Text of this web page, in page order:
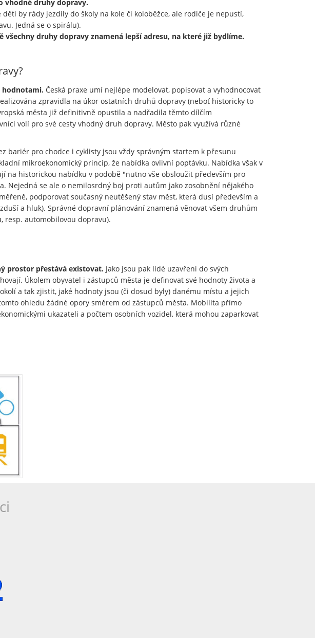
vhodné druhy dopravy.
děti by rády jezdily do školy na kole či koloběžce, ale rodiče je nepustí,
Jedná se o spirálu).
druhy dopravy znamená lepší adresu, na které již bydlíme.
hodnotami. Česká praxe umí nejlépe modelovat, popisovat a vyhodnocovat
zpravidla na úkor ostatních druhů dopravy (neboť historicky to
města již definitivně opustila a nadřadila těmto dílčím
volí pro své cesty vhodný druh dopravy. Město pak využívá různé
bariér pro chodce i cyklisty jsou vždy správným startem k přesunu
mikroekonomický princip, že nabídka ovlivní poptávku. Nabídka však v
na historickou nabídku v podobě "nutno vše obsloužit především pro
Nejedná se ale o nemilosrdný boj proti autům jako zosobnění nějakého
podporovat současný neutěšený stav měst, která dusí především a
a hluk). Správné dopravní plánování znamená věnovat všem druhům
resp. automobilovou dopravu).
prostor přestává existovat. Jako jsou pak lidé uzavřeni do svých
Úkolem obyvatel i zástupců města je definovat své hodnoty života a
a tak zjistit, jaké hodnoty jsou (či dosud byly) danému místu a jejich
ohledu žádné opory směrem od zástupců města. Mobilita přímo
ukazateli a počtem osobních vozidel, která mohou zaparkovat